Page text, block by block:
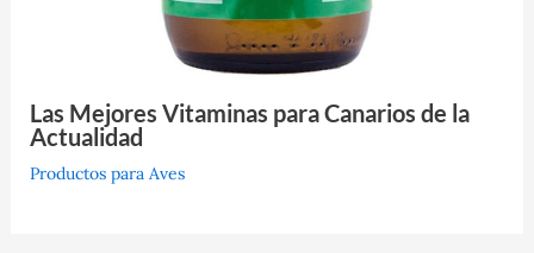
Las Mejores Vitaminas para Canarios de la
Actualidad
Productos para Aves